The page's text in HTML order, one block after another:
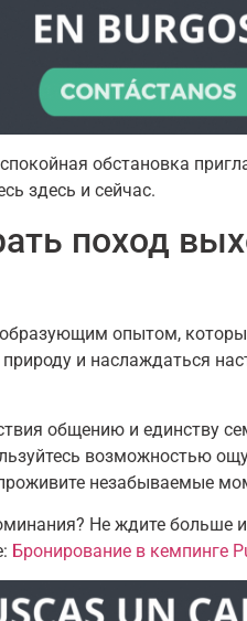
обстановка
здесь и сейчас.
поход
опытом,
природу и наслаждаться
общению и единству
возможностью
незабываемые
Не ждите больше и
Бронирование в кемпинге